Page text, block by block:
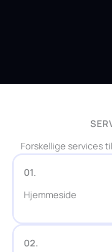
Forskellige services
01.
Hjemmeside
02.